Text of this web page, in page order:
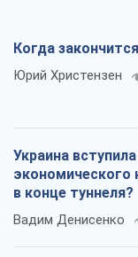
Когда
Юрий Христензен
Украина
экономического
в конце туннеля?
Вадим Денисенко